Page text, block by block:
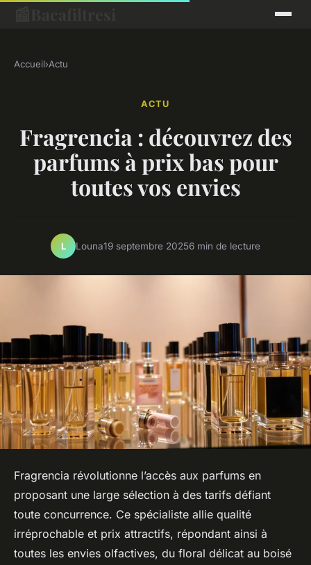
Accueil›Actu
ACTU
Fragrencia : découvrez des
parfums à prix bas pour
toutes vos envies
L Louna19 septembre 20256 min de lecture
Fragrencia révolutionne l’accès aux parfums en
proposant une large sélection à des tarifs défiant
toute concurrence. Ce spécialiste allie qualité
irréprochable et prix attractifs, répondant ainsi à
toutes les envies olfactives, du floral délicat au boisé